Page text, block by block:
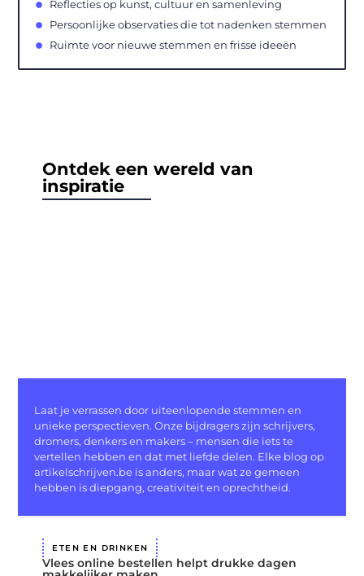
Reflecties op kunst, cultuur en samenleving
Persoonlijke observaties die tot nadenken stemmen
Ruimte voor nieuwe stemmen en frisse ideeën
Ontdek een wereld van
inspiratie
Laat je verrassen door uiteenlopende stemmen en
unieke perspectieven. Onze bijdragers zijn schrijvers,
dromers, denkers en makers – mensen die iets te
vertellen hebben en dat met liefde delen. Elke blog op
artikelschrijven.be is anders, maar wat ze gemeen
hebben is diepgang, creativiteit en oprechtheid.
ETEN EN DRINKEN
Vlees online bestellen helpt drukke dagen